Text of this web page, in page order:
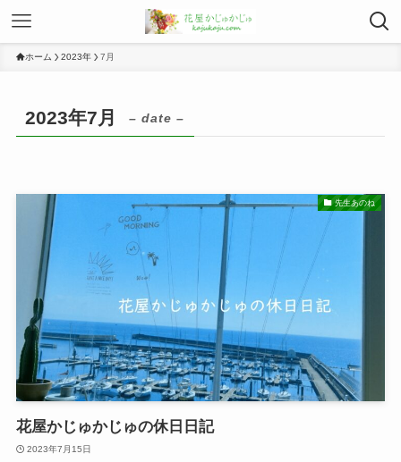
ホーム 2023年 7月
2023年7月 – date –
先生あのね
花屋かじゅかじゅの休日日記
2023年7月15日